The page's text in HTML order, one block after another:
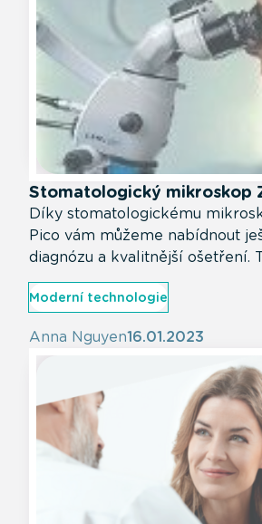
Stomatologický mikroskop
Díky stomatologickému
Pico vám můžeme nabídnout
diagnózu a kvalitnější ošetření.
nástroj nám umožňuje zobrazit i
detaily, které jsou klíčové pro
Moderní technologie
Anna Nguyen16.01.2023